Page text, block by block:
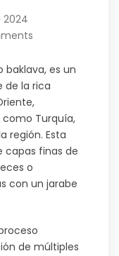
2024
es un
de la rica
Turquía,
región. Esta
capas finas de
o
con un jarabe
de múltiples